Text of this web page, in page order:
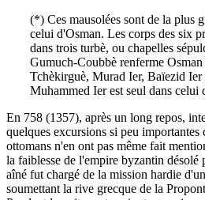
(*) Ces mausolées sont de la plus
celui d'Osman. Les corps des six
dans trois turbè, ou chapelles
Gumuch-Coubbè renferme
Tchèkirguè, Murad Ier, Baïezid
Muhammed Ier est seul dans celui
En 758 (1357), après un long repos,
quelques excursions si peu importantes
ottomans n'en ont pas même fait
la faiblesse de l'empire byzantin
aîné fut chargé de la mission hardie
soumettant la rive grecque de la